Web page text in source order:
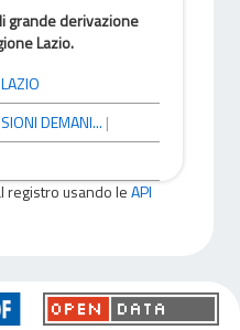
grande derivazione
Lazio.
DEMANI... |
registro usando leAPI